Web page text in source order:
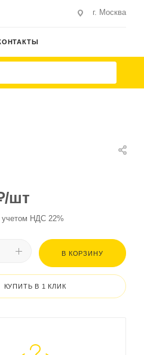
г. Москва
/шт
учетом НДС 22%
В КОРЗИНУ
КУПИТЬ В 1 КЛИК